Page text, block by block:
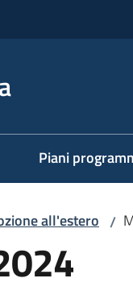
Piani
all'estero /